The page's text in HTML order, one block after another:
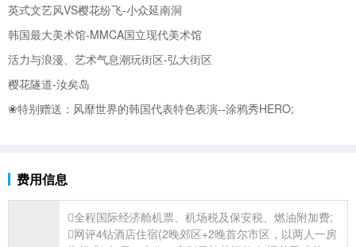
英式文艺风VS樱花纷飞-小众延南洞
韩国最大美术馆-MMCA国立现代美术馆
活力与浪漫、艺术气息潮玩街区-弘大街区
樱花隧道-汝矣岛
❀特别赠送：风靡世界的韩国代表特色表演--涂鸦秀HERO;
费用信息
全程国际经济舱机票、机场税及保安税、燃油附加费;
网评4钻酒店住宿(2晚郊区+2晚首尔市区，以两人一房